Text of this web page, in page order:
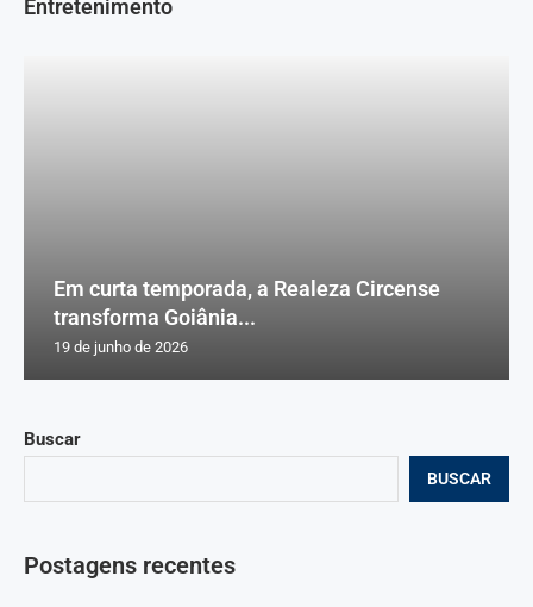
Buscar
BUSCAR
Postagens recentes
Entretenimento
Em curta temporada, a Realeza Circense
transforma Goiânia...
19 de junho de 2026